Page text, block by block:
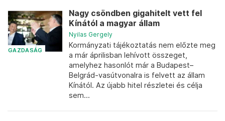
GAZDASÁG
Nagy csöndben gigahitelt vett fel
Kínától a magyar állam
Nyilas Gergely
Kormányzati tájékoztatás nem előzte meg
a már áprilisban lehívott összeget,
amelyhez hasonlót már a Budapest–
Belgrád-vasútvonalra is felvett az állam
Kínától. Az újabb hitel részletei és célja
sem...